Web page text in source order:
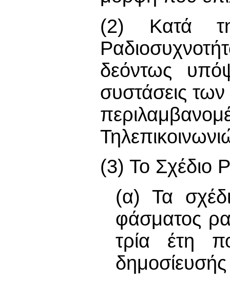
(2) Κατά
δεόντως
συστάσεις
(3) Το Σχέδιο
(α) Τα
φάσματος
τρία έτη
δημοσίευσής